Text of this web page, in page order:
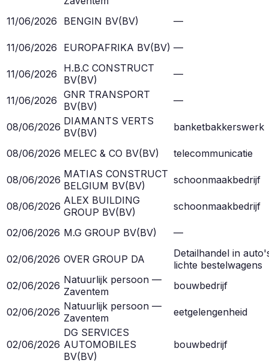
11/06/2026 BENGIN BV(BV) —
11/06/2026 EUROPAFRIKA BV(BV) —
11/06/2026
H.B.C CONSTRUCT
BV(BV) —
11/06/2026 GNR TRANSPORT
BV(BV) —
08/06/2026 DIAMANTS VERTS
BV(BV) banketbakkerswerk
08/06/2026 MELEC & CO BV(BV) telecommunicatie
08/06/2026 MATIAS CONSTRUCT
BELGIUM BV(BV) schoonmaakbedrijf
08/06/2026 ALEX BUILDING
GROUP BV(BV) schoonmaakbedrijf
02/06/2026 M.G GROUP BV(BV) —
02/06/2026 OVER GROUP DA
Detailhandel in
lichte bestelwagens
02/06/2026 Natuurlijk persoon —
Zaventem
bouwbedrijf
02/06/2026 Natuurlijk persoon —
Zaventem
eetgelengenheid
02/06/2026
DG SERVICES
AUTOMOBILES
BV(BV)
bouwbedrijf